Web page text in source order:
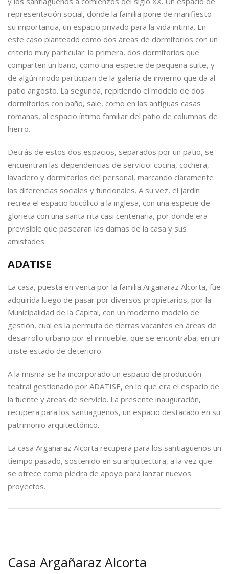
representación social, donde la familia pone de manifiesto
su importancia, un espacio privado para la vida intima. En
este caso planteado como dos áreas de dormitorios con un
criterio muy particular: la primera, dos dormitorios que
comparten un baño, como una especie de pequeña suite, y
de algún modo participan de la galería de invierno que da al
patio angosto. La segunda, repitiendo el modelo de dos
dormitorios con baño, sale, como en las antiguas casas
romanas, al espacio íntimo familiar del patio de columnas de
hierro.
Detrás de estos dos espacios, separados por un patio, se
encuentran las dependencias de servicio: cocina, cochera,
lavadero y dormitorios del personal, marcando claramente
las diferencias sociales y funcionales. A su vez, el jardín
recrea el espacio bucólico a la inglesa, con una especie de
glorieta con una santa rita casi centenaria, por donde era
previsible que pasearan las damas de la casa y sus
amistades.
ADATISE
La casa, puesta en venta por la familia Argañaraz Alcorta, fue
adquirida luego de pasar por diversos propietarios, por la
Municipalidad de la Capital, con un moderno modelo de
gestión, cual es la permuta de tierras vacantes en áreas de
desarrollo urbano por el inmueble, que se encontraba, en un
triste estado de deterioro.
A la misma se ha incorporado un espacio de producción
teatral gestionado por ADATISE, en lo que era el espacio de
la fuente y áreas de servicio. La presente inauguración,
recupera para los santiagueños, un espacio destacado en su
patrimonio arquitectónico.
La casa Argañaraz Alcorta recupera para los santiagueños un
tiempo pasado, sostenido en su arquitectura, a la vez que
se ofrece como piedra de apoyo para lanzar nuevos
proyectos.
Casa Argañaraz Alcorta